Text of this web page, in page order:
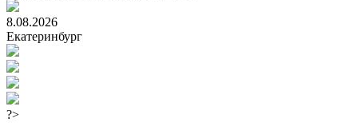
8.08.2026
Екатеринбург
?>